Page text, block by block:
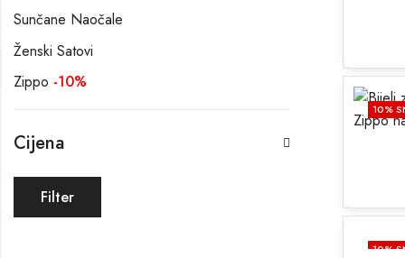
10%
10%
Sunčane Naočale
Ženski Satovi
Zippo -10%
Cijena
Minimalna
Maksimalna
Filter